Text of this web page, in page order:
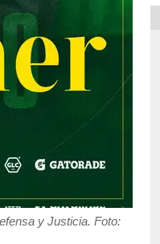
y Justicia. Foto: